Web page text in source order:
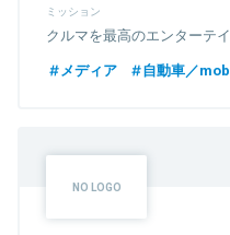
ミッション
クルマを最高のエンターテ
メディア
自動車／